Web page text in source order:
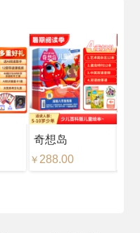
奇想岛
￥ 288.00